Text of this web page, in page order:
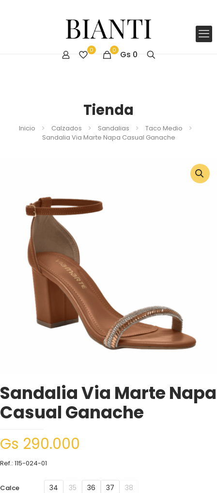
0 0 Gs 0
Tienda
Inicio Calzados Sandalias
Taco Medio
Sandalia Via Marte Napa Casual Ganache
Sandalia Via Marte Napa
Casual Ganache
Gs 290.000
Ref.: 115-024-01
Calce 34 35 36 37 38